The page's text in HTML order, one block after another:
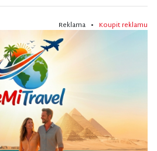
Reklama • Koupit reklamu